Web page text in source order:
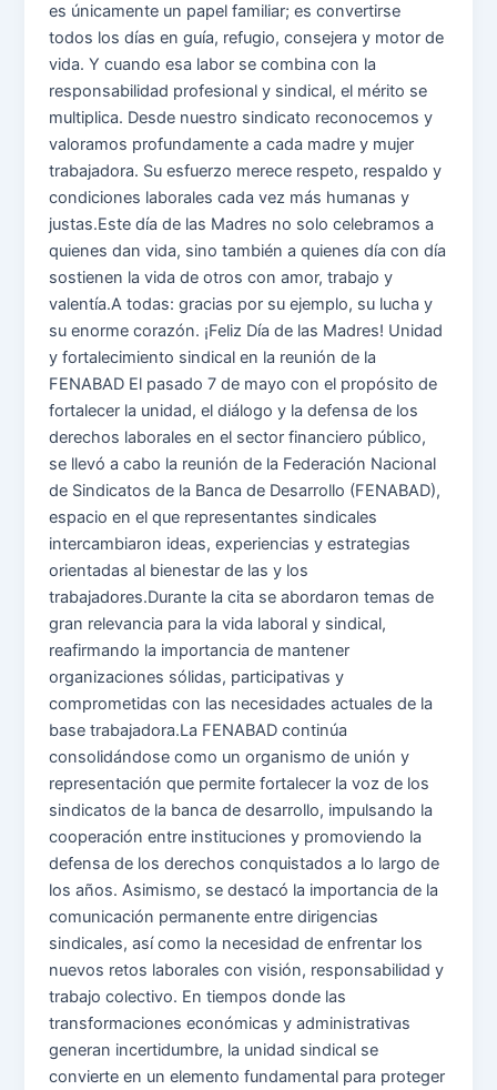
es únicamente un papel familiar; es convertirse
todos los días en guía, refugio, consejera y motor de
vida. Y cuando esa labor se combina con la
responsabilidad profesional y sindical, el mérito se
multiplica. Desde nuestro sindicato reconocemos y
valoramos profundamente a cada madre y mujer
trabajadora. Su esfuerzo merece respeto, respaldo y
condiciones laborales cada vez más humanas y
justas.Este día de las Madres no solo celebramos a
quienes dan vida, sino también a quienes día con día
sostienen la vida de otros con amor, trabajo y
valentía.A todas: gracias por su ejemplo, su lucha y
su enorme corazón. ¡Feliz Día de las Madres! Unidad
y fortalecimiento sindical en la reunión de la
FENABAD El pasado 7 de mayo con el propósito de
fortalecer la unidad, el diálogo y la defensa de los
derechos laborales en el sector financiero público,
se llevó a cabo la reunión de la Federación Nacional
de Sindicatos de la Banca de Desarrollo (FENABAD),
espacio en el que representantes sindicales
intercambiaron ideas, experiencias y estrategias
orientadas al bienestar de las y los
trabajadores.Durante la cita se abordaron temas de
gran relevancia para la vida laboral y sindical,
reafirmando la importancia de mantener
organizaciones sólidas, participativas y
comprometidas con las necesidades actuales de la
base trabajadora.La FENABAD continúa
consolidándose como un organismo de unión y
representación que permite fortalecer la voz de los
sindicatos de la banca de desarrollo, impulsando la
cooperación entre instituciones y promoviendo la
defensa de los derechos conquistados a lo largo de
los años. Asimismo, se destacó la importancia de la
comunicación permanente entre dirigencias
sindicales, así como la necesidad de enfrentar los
nuevos retos laborales con visión, responsabilidad y
trabajo colectivo. En tiempos donde las
transformaciones económicas y administrativas
generan incertidumbre, la unidad sindical se
convierte en un elemento fundamental para proteger